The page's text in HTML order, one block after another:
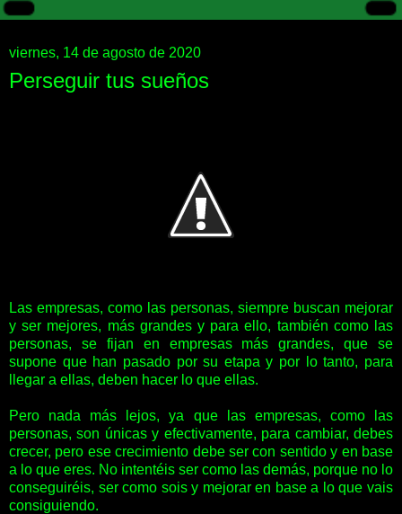
viernes, 14 de agosto de 2020
Perseguir tus sueños
Las empresas, como las personas, siempre buscan mejorar
y ser mejores, más grandes y para ello, también como las
personas, se fijan en empresas más grandes, que se
supone que han pasado por su etapa y por lo tanto, para
llegar a ellas, deben hacer lo que ellas.
Pero nada más lejos, ya que las empresas, como las
personas, son únicas y efectivamente, para cambiar, debes
crecer, pero ese crecimiento debe ser con sentido y en base
a lo que eres. No intentéis ser como las demás, porque no lo
conseguiréis, ser como sois y mejorar en base a lo que vais
consiguiendo.